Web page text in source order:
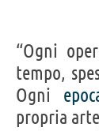
“Ogni
tempo,
Ogni
propria